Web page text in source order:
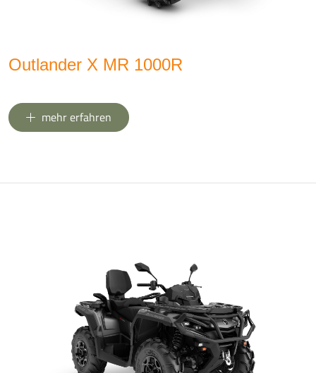
Outlander X MR 1000R
mehr erfahren